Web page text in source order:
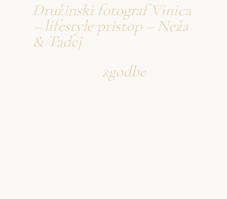
Družinski fotograf Vinica
– lifestyle pristop – Neža
& Tadej
zgodbe
o fotografiranje družin